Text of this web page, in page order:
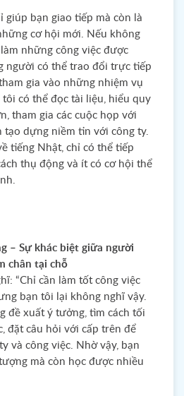
giúp bạn giao tiếp mà còn là
cơ hội mới. Nếu không
những công việc được
người có thể trao đổi trực tiếp
gia vào những nhiệm vụ
có thể đọc tài liệu, hiểu quy
tham gia các cuộc họp với
tạo dựng niềm tin với công ty.
tiếng Nhật, chỉ có thể tiếp
thụ động và ít có cơ hội thể
– Sự khác biệt giữa người
chân tại chỗ
“Chỉ cần làm tốt công việc
bạn tôi lại không nghĩ vậy.
đề xuất ý tưởng, tìm cách tối
đặt câu hỏi với cấp trên để
và công việc. Nhờ vậy, bạn
mà còn học được nhiều